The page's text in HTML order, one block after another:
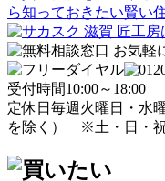
受付時間10:00～18:00
定休日 毎週火曜日・水
を除く）
※土・日・祝